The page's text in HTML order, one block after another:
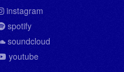
instagram
spotify
soundcloud
youtube